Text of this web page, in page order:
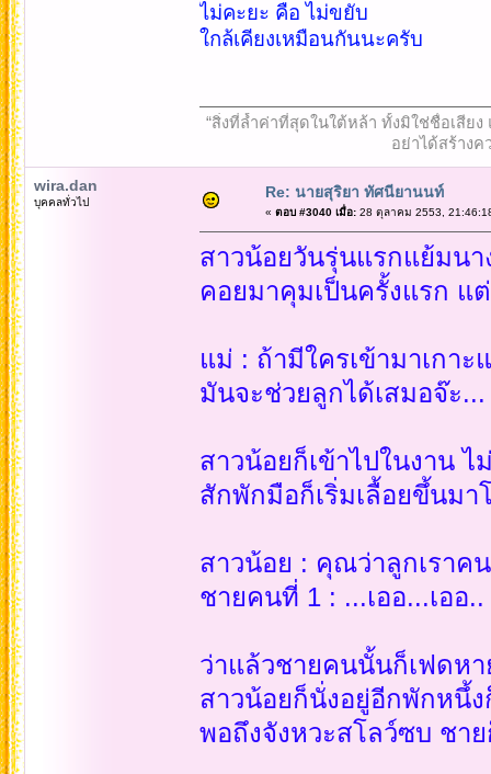
ไม่คะยะ คือ ไม่ขยับ
ใกล้เคียงเหมือนกันนะครับ
“สิ่งที่ล้ำค่าที่สุดในใต้หล้า ทั้งมิใช่ชื่อเสีย
อย่าได้สร้างค
wira.dan
บุคคลทั่วไป
Re: นายสุริยา ทัศนียานนท์
« ตอบ #3040 เมื่อ:28 ตุลาคม 2553,
สาวน้อยวันรุ่นแรกแย้มน
คอยมาคุมเป็นครั้งแรก แ
แม่ : ถ้ามีใครเข้ามาเกา
มันจะช่วยลูกได้เสมอจ๊ะ...
สาวน้อยก็เข้าไปในงาน
สักพักมือก็เริ่มเลื้อยขึ้นมา
สาวน้อย : คุณว่าลูกเราค
ชายคนที่ 1 : ...เออ...เออ..
ว่าแล้วชายคนนั้นก็เฟดห
สาวน้อยก็นั่งอยู่อีกพักหนึ้
พอถึงจังหวะสโลว์ซบ ชา